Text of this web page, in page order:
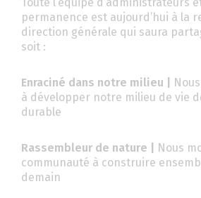
permanence est aujourd’hui à la
direction générale qui saura
soit :
Enraciné dans notre milieu |
à développer notre milieu de vie
durable
Rassembleur de nature |
Nous
communauté à construire
demain